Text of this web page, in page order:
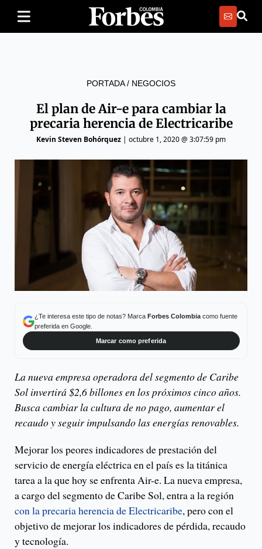
PORTADA/ NEGOCIOS
El plan de Air-e para cambiar la
precaria herencia de Electricaribe
Kevin Steven Bohórquez | octubre 1, 2020 @ 3:07:59 pm
¿Te interesa este tipo de notas? Marca Forbes Colombiacomo fuente
preferida en Google.
Marcar como preferida
La nueva empresa operadora del segmento de Caribe
Sol invertirá $2,6 billones en los próximos cinco años.
Busca cambiar la cultura de no pago, aumentar el
recaudo y seguir impulsando las energías renovables.
Mejorar los peores indicadores de prestación del
servicio de energía eléctrica en el país es la titánica
tarea a la que hoy se enfrenta Air-e. La nueva empresa,
a cargo del segmento de Caribe Sol, entra a la región
con la precaria herencia de Electricaribe, pero con el
objetivo de mejorar los indicadores de pérdida, recaudo
y tecnología.